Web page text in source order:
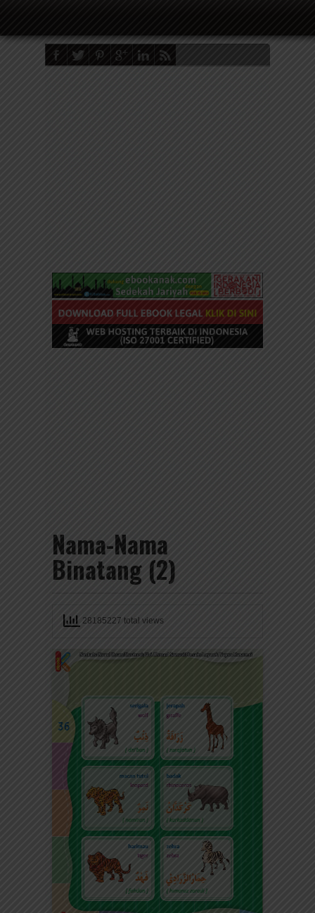
Nama-Nama
Binatang (2)
28185227 total views